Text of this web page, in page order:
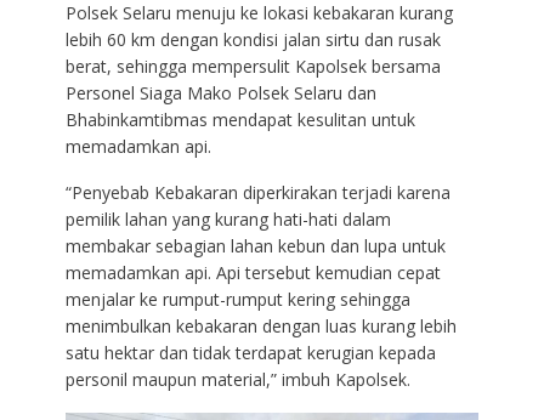
Polsek Selaru menuju ke lokasi kebakaran kurang
lebih 60 km dengan kondisi jalan sirtu dan rusak
berat, sehingga mempersulit Kapolsek bersama
Personel Siaga Mako Polsek Selaru dan
Bhabinkamtibmas mendapat kesulitan untuk
memadamkan api.
“Penyebab Kebakaran diperkirakan terjadi karena
pemilik lahan yang kurang hati-hati dalam
membakar sebagian lahan kebun dan lupa untuk
memadamkan api. Api tersebut kemudian cepat
menjalar ke rumput-rumput kering sehingga
menimbulkan kebakaran dengan luas kurang lebih
satu hektar dan tidak terdapat kerugian kepada
personil maupun material,” imbuh Kapolsek.